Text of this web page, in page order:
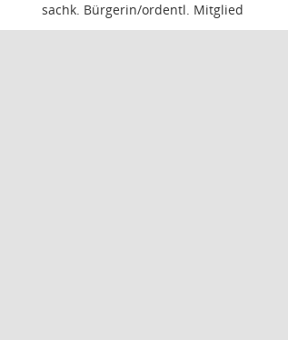
sachk. Bürgerin/ordentl. Mitglied